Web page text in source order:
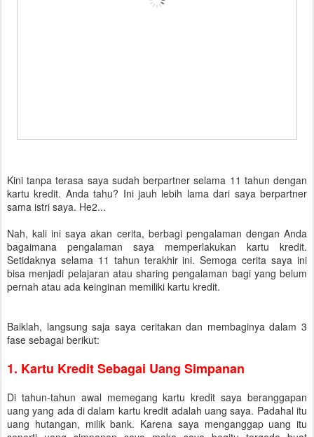
Kini tanpa terasa saya sudah berpartner selama 11 tahun dengan
kartu kredit. Anda tahu? Ini jauh lebih lama dari saya berpartner
sama istri saya. He2...
Nah, kali ini saya akan cerita, berbagi pengalaman dengan Anda
bagaimana pengalaman saya memperlakukan kartu kredit.
Setidaknya selama 11 tahun terakhir ini. Semoga cerita saya ini
bisa menjadi pelajaran atau sharing pengalaman bagi yang belum
pernah atau ada keinginan memiliki kartu kredit.
Baiklah, langsung saja saya ceritakan dan membaginya dalam 3
fase sebagai berikut:
1. Kartu Kredit Sebagai Uang Simpanan
Di tahun-tahun awal memegang kartu kredit saya beranggapan
uang yang ada di dalam kartu kredit adalah uang saya. Padahal itu
uang hutangan, milik bank. Karena saya menganggap uang itu